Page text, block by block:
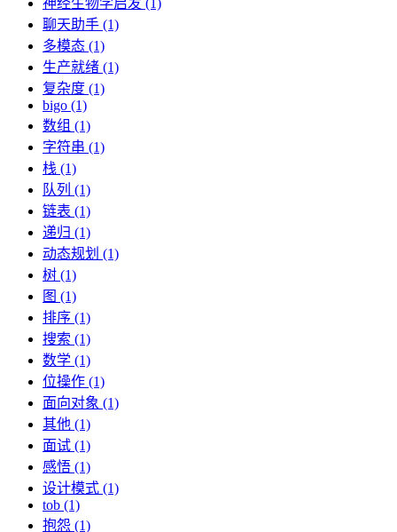
神经生物学启发 (1)
聊天助手 (1)
多模态 (1)
生产就绪 (1)
复杂度 (1)
bigo (1)
数组 (1)
字符串 (1)
栈 (1)
队列 (1)
链表 (1)
递归 (1)
动态规划 (1)
树 (1)
图 (1)
排序 (1)
搜索 (1)
数学 (1)
位操作 (1)
面向对象 (1)
其他 (1)
面试 (1)
感悟 (1)
设计模式 (1)
tob (1)
抱怨 (1)